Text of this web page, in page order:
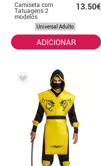
Camiseta com
Tatuagens 2
modelos
variados
13.50€
Universal Adulto
ADICIONAR